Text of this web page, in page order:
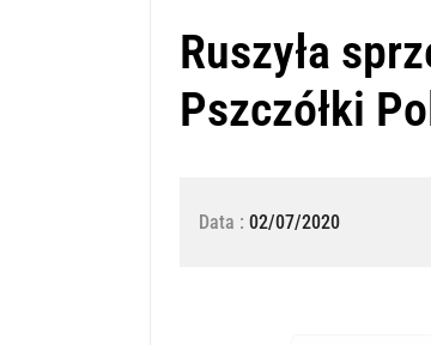
Ruszyła
Pszczółki
Data : 02/07/2020